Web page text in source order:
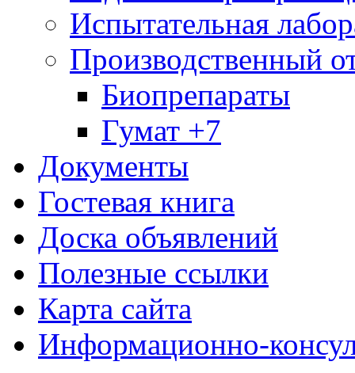
Испытательная
Производственный
Биопрепараты
Гумат +7
Документы
Гостевая книга
Доска объявлений
Полезные ссылки
Карта сайта
Информационно-